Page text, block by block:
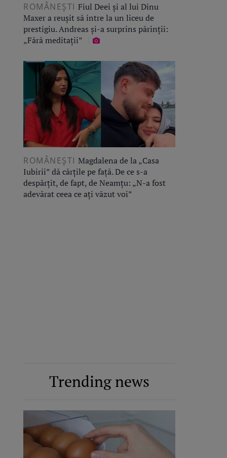
ROMÂNEŞTI Fiul Deei și al lui Dinu
Maxer a reușit să intre la un liceu de
prestigiu. Andreas și-a surprins părinții:
„Fără meditații”
ROMÂNEŞTI Magdalena de la „Casa
Iubirii” dă cărțile pe față. De ce s-a
despărțit, de fapt, de Neamțu: „N-a fost
adevărat ceea ce ați văzut voi”
Trending news